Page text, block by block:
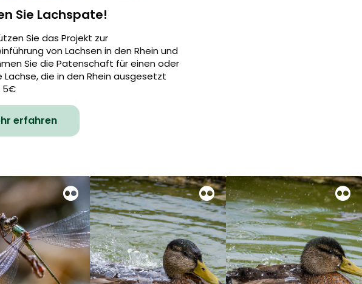
Sie Lachspate!
Sie das Projekt zur
von Lachsen in den Rhein und
Sie die Patenschaft für einen oder
Lachse, die in den Rhein ausgesetzt
5€
erfahren